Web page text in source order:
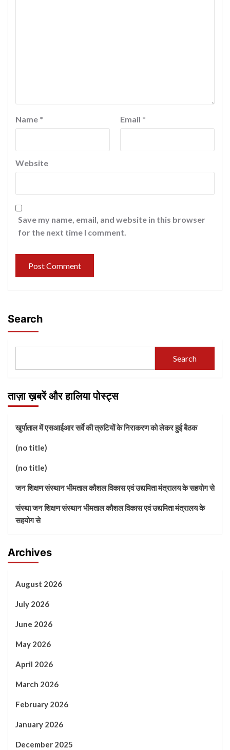
Name * Email *
Website
Save my name, email, and website in this browser
for the next time I comment.
Search
Search
ताज़ा ख़बरें और हालिया पोस्ट्स
खुर्पाताल में एसआईआर सर्वे की त्रुटियों के निराकरण को लेकर हुई बैठक
(no title)
(no title)
जन शिक्षण संस्थान भीमताल कौशल विकास एवं उद्यमिता मंत्रालय के सहयोग से
संस्था जन शिक्षण संस्थान भीमताल कौशल विकास एवं उद्यमिता मंत्रालय के
सहयोग से
Archives
August 2026
July 2026
June 2026
May 2026
April 2026
March 2026
February 2026
January 2026
December 2025